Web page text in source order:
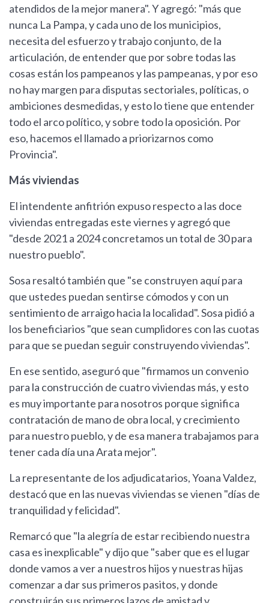
atendidos de la mejor manera". Y agregó: "más que
nunca La Pampa, y cada uno de los municipios,
necesita del esfuerzo y trabajo conjunto, de la
articulación, de entender que por sobre todas las
cosas están los pampeanos y las pampeanas, y por eso
no hay margen para disputas sectoriales, políticas, o
ambiciones desmedidas, y esto lo tiene que entender
todo el arco político, y sobre todo la oposición. Por
eso, hacemos el llamado a priorizarnos como
Provincia".
Más viviendas
El intendente anfitrión expuso respecto a las doce
viviendas entregadas este viernes y agregó que
"desde 2021 a 2024 concretamos un total de 30 para
nuestro pueblo".
Sosa resaltó también que "se construyen aquí para
que ustedes puedan sentirse cómodos y con un
sentimiento de arraigo hacia la localidad". Sosa pidió a
los beneficiarios "que sean cumplidores con las cuotas
para que se puedan seguir construyendo viviendas".
En ese sentido, aseguró que "firmamos un convenio
para la construcción de cuatro viviendas más, y esto
es muy importante para nosotros porque significa
contratación de mano de obra local, y crecimiento
para nuestro pueblo, y de esa manera trabajamos para
tener cada día una Arata mejor".
La representante de los adjudicatarios, Yoana Valdez,
destacó que en las nuevas viviendas se vienen "días de
tranquilidad y felicidad".
Remarcó que "la alegría de estar recibiendo nuestra
casa es inexplicable" y dijo que "saber que es el lugar
donde vamos a ver a nuestros hijos y nuestras hijas
comenzar a dar sus primeros pasitos, y donde